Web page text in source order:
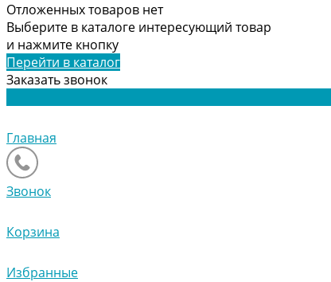
Отложенных товаров нет
Выберите в каталоге интересующий товар
и нажмите кнопку
Перейти в каталог
Заказать звонок
Главная
Звонок
Корзина
Избранные